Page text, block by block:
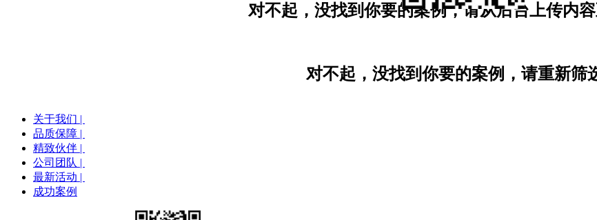
对不起，没找到你要的案例，请从后台上传内容
对不起，没找到你要的案例，请重新筛
关于我们 |
品质保障 |
精致伙伴 |
公司团队 |
最新活动 |
成功案例